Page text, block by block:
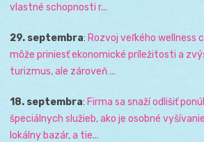
vlastné schopnosti r...
29. septembra: Rozvoj veľkého wellness
môže priniesť ekonomické príležitosti a
turizmus, ale zároveň ...
18. septembra: Firma sa snaží odlišiť
špeciálnych služieb, ako je osobné
lokálny bazár, a tie...